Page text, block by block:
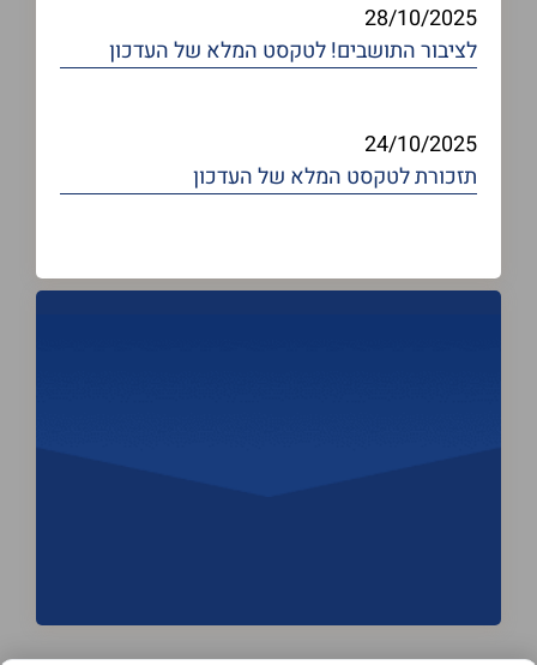
28/10/2025
לציבור התושבים!לטקסט המלא של העדכון
24/10/2025
תזכורתלטקסט המלא של העדכון